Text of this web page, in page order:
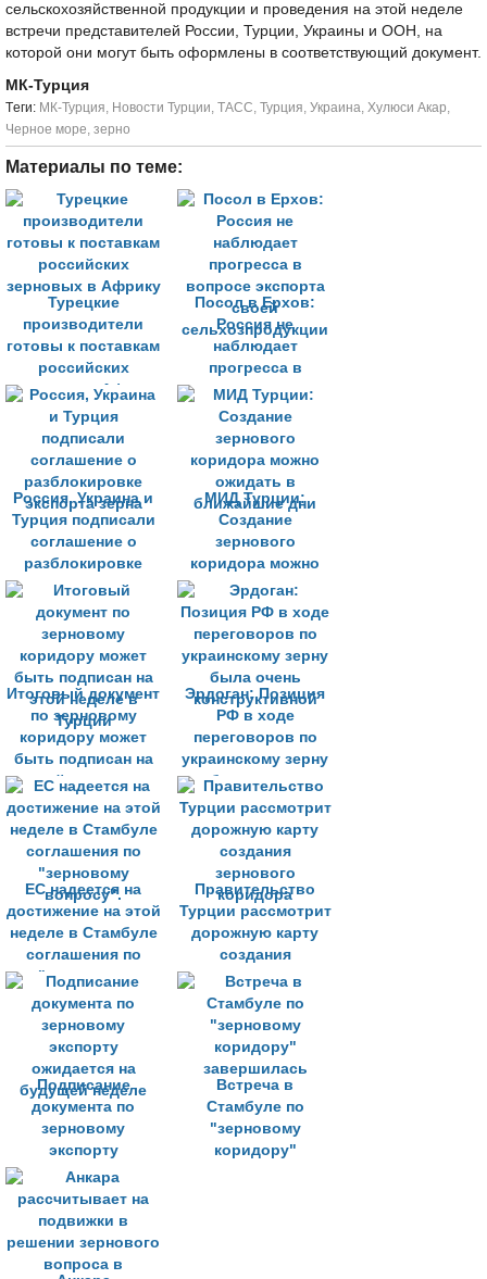
сельскохозяйственной продукции и проведения на этой неделе
встречи представителей России, Турции, Украины и ООН, на
которой они могут быть оформлены в соответствующий документ.
МК-Турция
Tеги: МК-Турция, Новости Турции, ТАСС, Турция, Украина, Хулюси Акар,
Черное море, зерно
Материалы по теме:
Турецкие
производители
готовы к поставкам
российских
зерновых в Африку
Посол в Ерхов:
Россия не
наблюдает
прогресса в
вопросе экспорта
своей
сельхозпродукции
Россия, Украина и
Турция подписали
соглашение о
разблокировке
экспорта зерна
МИД Турции:
Создание
зернового
коридора можно
ожидать в
ближайшие дни
Итоговый документ
по зерновому
коридору может
быть подписан на
этой неделе в
Турции
Эрдоган: Позиция
РФ в ходе
переговоров по
украинскому зерну
была очень
конструктивной
ЕС надеется на
достижение на этой
неделе в Стамбуле
соглашения по
"зерновому
вопросу".
Правительство
Турции рассмотрит
дорожную карту
создания
зернового
коридора
Подписание
документа по
зерновому
экспорту
ожидается на
будущей неделе
Встреча в
Стамбуле по
"зерновому
коридору"